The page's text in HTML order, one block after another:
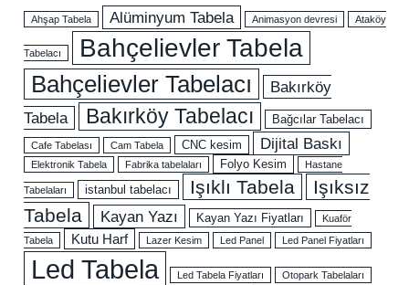
Ahşap Tabela Alüminyum Tabela Animasyon devresi Ataköy
Tabelacı Bahçelievler Tabela
Bahçelievler Tabelacı
Bakırköy
Tabela
Bakırköy Tabelacı Bağcılar Tabelacı
Cafe Tabelası Cam Tabela CNC kesim Dijital Baskı
Elektronik Tabela Fabrika tabelaları Folyo Kesim Hastane
Tabelaları istanbul tabelacı Işıklı Tabela
Işıksız
Tabela
Kayan Yazı Kayan Yazı Fiyatları
Kuaför
Tabela
Kutu Harf Lazer Kesim Led Panel Led Panel Fiyatları
Led Tabela Led Tabela Fiyatları Otopark Tabelaları